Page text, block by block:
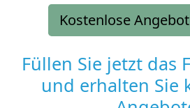
Kostenlose
Füllen Sie jetzt das
und erhalten Sie